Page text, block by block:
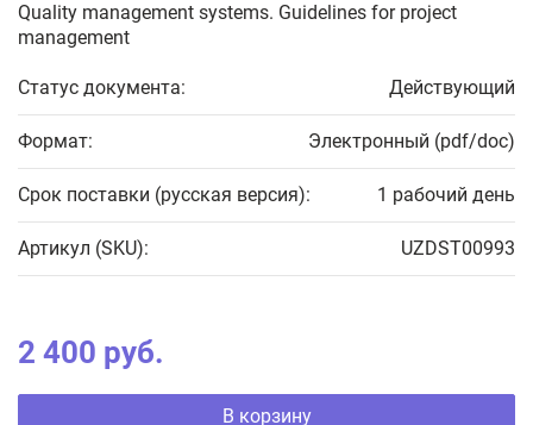
Quality management systems. Guidelines for project
management
Статус документа: Действующий
Формат: Электронный (pdf/doc)
Срок поставки (русская версия): 1 рабочий день
Артикул (SKU): UZDST00993
2 400 руб.
В корзину